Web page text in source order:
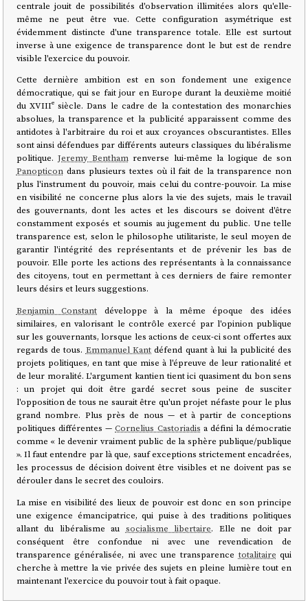
centrale jouit de possibilités d'observation illimitées alors qu'elle-
même ne peut être vue. Cette configuration asymétrique est
évidemment distincte d'une transparence totale. Elle est surtout
inverse à une exigence de transparence dont le but est de rendre
visible l'exercice du pouvoir.
Cette dernière ambition est en son fondement une exigence
démocratique, qui se fait jour en Europe durant la deuxième moitié
du XVIIIᵉ siècle. Dans le cadre de la contestation des monarchies
absolues, la transparence et la publicité apparaissent comme des
antidotes à l'arbitraire du roi et aux croyances obscurantistes. Elles
sont ainsi défendues par différents auteurs classiques du libéralisme
politique.Jeremy Benthamrenverse lui-même la logique de son
Panopticondans plusieurs textes où il fait de la transparence non
plus l'instrument du pouvoir, mais celui du contre-pouvoir. La mise
en visibilité ne concerne plus alors la vie des sujets, mais le travail
des gouvernants, dont les actes et les discours se doivent d'être
constamment exposés et soumis au jugement du public. Une telle
transparence est, selon le philosophe utilitariste, le seul moyen de
garantir l'intégrité des représentants et de prévenir les bas de
pouvoir. Elle porte les actions des représentants à la connaissance
des citoyens, tout en permettant à ces derniers de faire remonter
leurs désirs et leurs suggestions.
Benjamin Constant développe à la même époque des idées
similaires, en valorisant le contrôle exercé par l'opinion publique
sur les gouvernants, lorsque les actions de ceux-ci sont offertes aux
regards de tous. Emmanuel Kant défend quant à lui la publicité des
projets politiques, en tant que mise à l'épreuve de leur rationalité et
de leur moralité. L'argument kantien tient ici quasiment du bon sens
: un projet qui doit être gardé secret sous peine de susciter
l'opposition de tous ne saurait être qu'un projet néfaste pour le plus
grand nombre. Plus près de nous — et à partir de conceptions
politiques différentes —Cornelius Castoriadis a défini la démocratie
comme « le devenir vraiment public de la sphère publique/publique
». Il faut entendre par là que, sauf exceptions strictement encadrées,
les processus de décision doivent être visibles et ne doivent pas se
dérouler dans le secret des couloirs.
La mise en visibilité des lieux de pouvoir est donc en son principe
une exigence émancipatrice, qui puise à des traditions politiques
allant du libéralisme au socialisme libertaire. Elle ne doit par
conséquent être confondue ni avec une revendication de
transparence généralisée, ni avec une transparencetotalitaire qui
cherche à mettre la vie privée des sujets en pleine lumière tout en
maintenant l'exercice du pouvoir tout à fait opaque.